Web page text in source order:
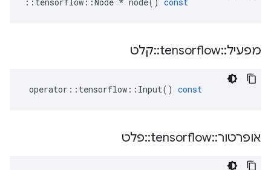
מפעיל::
tensorflow
::קלט
operator :: tensorflow :: Input() const
אופרטור::
tensorflow
::פלט